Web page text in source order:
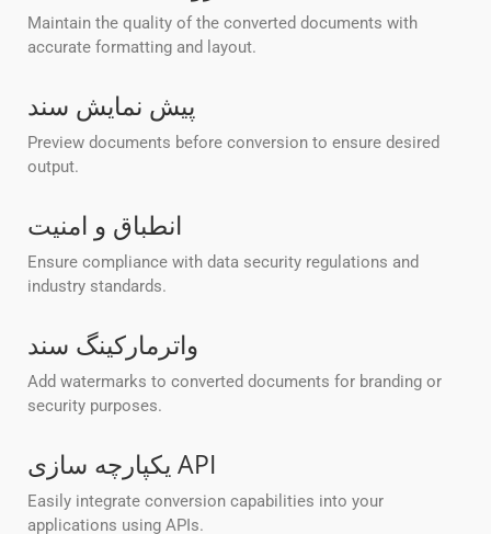
Maintain the quality of the converted documents with
accurate formatting and layout.
پیش نمایش سند
Preview documents before conversion to ensure desired
output.
انطباق و امنیت
Ensure compliance with data security regulations and
industry standards.
واترمارکینگ سند
Add watermarks to converted documents for branding or
security purposes.
یکپارچه سازی API
Easily integrate conversion capabilities into your
applications using APIs.